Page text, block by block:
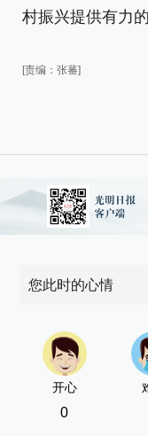
村振兴提供有力
[责编：张蕃]
您此时的心情
开心
0